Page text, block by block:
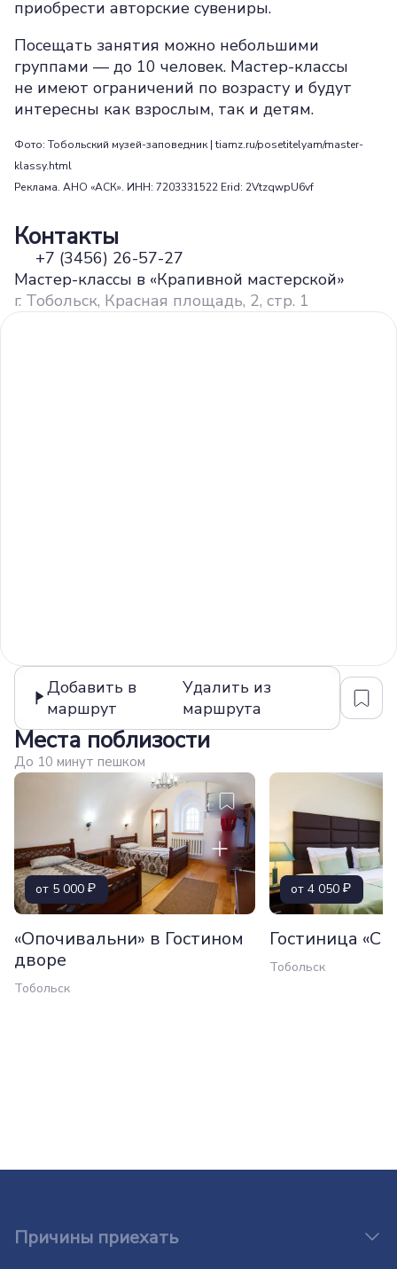
приобрести авторские сувениры.
Посещать занятия можно небольшими
группами — до 10 человек. Мастер-классы
не имеют ограничений по возрасту и будут
интересны как взрослым, так и детям.
Фото: Тобольский музей-заповедник | tiamz.ru/posetitelyam/master-
klassy.html
Реклама. АНО «АСК». ИНН: 7203331522 Erid: 2VtzqwpU6vf
Контакты
+7 (3456) 26-57-27
Мастер-классы в «Крапивной мастерской»
г. Тобольск, Красная площадь, 2, стр. 1
Добавить в
маршрут
Удалить из
маршрута
Места поблизости
До 10 минут пешком
от 5 000
«Опочивальни» в Гостином
дворе
Тобольск
от 4 050
Гостиница
Тобольск
Причины приехать